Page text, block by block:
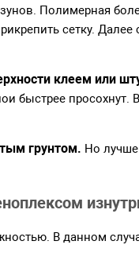
Полимерная
сетку.
клеем или
быстрее
грунтом. Но
В данном